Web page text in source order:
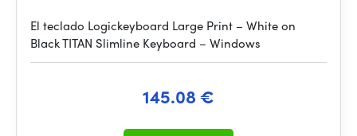
El teclado Logickeyboard Large Print – White on
Black TITAN Slimline Keyboard – Windows
145.08 €